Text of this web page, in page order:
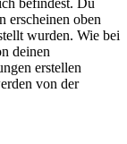
befindest. Du
erscheinen oben
wurden. Wie bei
deinen
erstellen
von der